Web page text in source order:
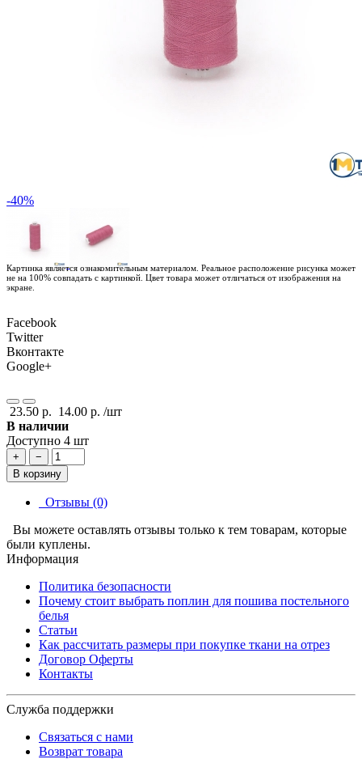
-40%
Картинка является ознакомительным материалом. Реальное расположение рисунка может
не на 100% совпадать с картинкой. Цвет товара может отличаться от изображения на
экране.
Facebook
Twitter
Вконтакте
Google+
23.50 р. 14.00 р. /шт
В наличии
Доступно 4 шт
+
−
В корзину
Отзывы (0)
Вы можете оставлять отзывы только к тем товарам, которые
были куплены.
Информация
Политика безопасности
Почему стоит выбрать поплин для пошива постельного
белья
Статьи
Как рассчитать размеры при покупке ткани на отрез
Договор Оферты
Контакты
Служба поддержки
Связаться с нами
Возврат товара